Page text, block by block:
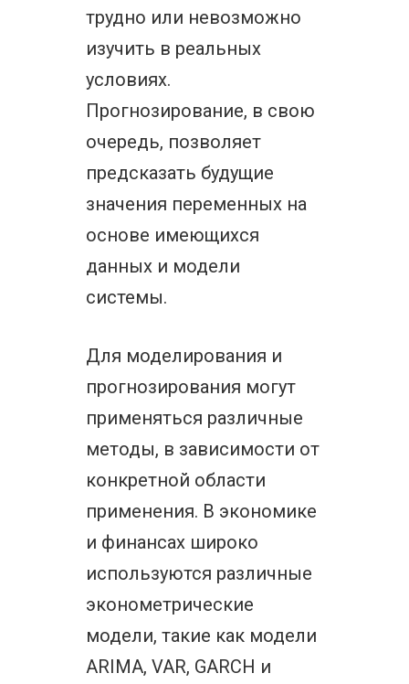
трудно или невозможно
изучить в реальных
условиях.
Прогнозирование, в свою
очередь, позволяет
предсказать будущие
значения переменных на
основе имеющихся
данных и модели
системы.
Для моделирования и
прогнозирования могут
применяться различные
методы, в зависимости от
конкретной области
применения. В экономике
и финансах широко
используются различные
эконометрические
модели, такие как модели
ARIMA, VAR, GARCH и